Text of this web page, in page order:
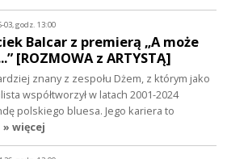
03, godz. 13:00
Balcar z premierą „A może
[ROZMOWA z ARTYSTĄ]
znany z zespołu Dżem, z którym jako
współtworzył w latach 2001-2024
polskiego bluesa. Jego kariera to
» więcej